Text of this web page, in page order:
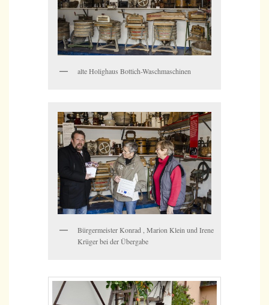
alte Holighaus Bottich-Waschmaschinen
Bürgermeister Konrad , Marion Klein und Irene
Krüger bei der Übergabe